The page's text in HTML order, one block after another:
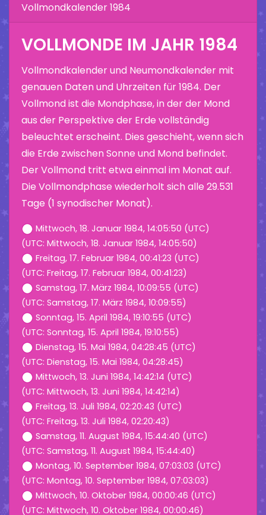
Vollmondkalender 1984
VOLLMONDE IM JAHR 1984
Vollmondkalender und Neumondkalender mit
genauen Daten und Uhrzeiten für 1984. Der
Vollmond ist die Mondphase, in der der Mond
aus der Perspektive der Erde vollständig
beleuchtet erscheint. Dies geschieht, wenn sich
die Erde zwischen Sonne und Mond befindet.
Der Vollmond tritt etwa einmal im Monat auf.
Die Vollmondphase wiederholt sich alle 29.531
Tage (1 synodischer Monat).
Mittwoch, 18. Januar 1984, 14:05:50 (UTC)
(UTC: Mittwoch, 18. Januar 1984, 14:05:50)
Freitag, 17. Februar 1984, 00:41:23 (UTC)
(UTC: Freitag, 17. Februar 1984, 00:41:23)
Samstag, 17. März 1984, 10:09:55 (UTC)
(UTC: Samstag, 17. März 1984, 10:09:55)
Sonntag, 15. April 1984, 19:10:55 (UTC)
(UTC: Sonntag, 15. April 1984, 19:10:55)
Dienstag, 15. Mai 1984, 04:28:45 (UTC)
(UTC: Dienstag, 15. Mai 1984, 04:28:45)
Mittwoch, 13. Juni 1984, 14:42:14 (UTC)
(UTC: Mittwoch, 13. Juni 1984, 14:42:14)
Freitag, 13. Juli 1984, 02:20:43 (UTC)
(UTC: Freitag, 13. Juli 1984, 02:20:43)
Samstag, 11. August 1984, 15:44:40 (UTC)
(UTC: Samstag, 11. August 1984, 15:44:40)
Montag, 10. September 1984, 07:03:03 (UTC)
(UTC: Montag, 10. September 1984, 07:03:03)
Mittwoch, 10. Oktober 1984, 00:00:46 (UTC)
(UTC: Mittwoch, 10. Oktober 1984, 00:00:46)